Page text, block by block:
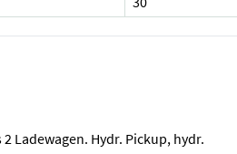
Ladewagen. Hydr. Pickup, hydr.